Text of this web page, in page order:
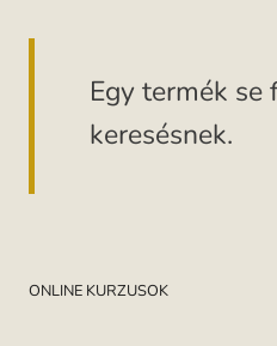
Egy termék se
keresésnek.
ONLINE KURZUSOK